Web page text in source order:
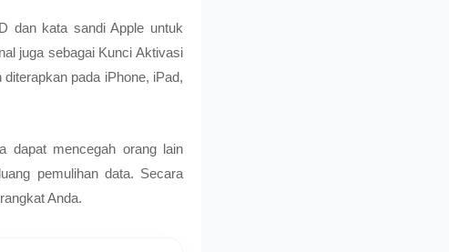
dan kata sandi Apple untuk
juga sebagai Kunci Aktivasi
pada iPhone, iPad,
dapat mencegah orang lain
pemulihan data. Secara
Anda.